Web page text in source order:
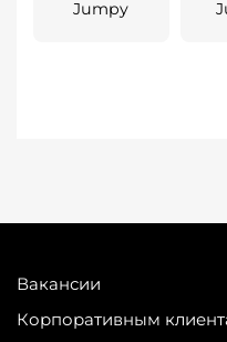
Jumpy
Вакансии
Корпоративным